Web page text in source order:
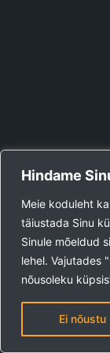
Hindame
Meie koduleht
täiustada Sinu
Sinule mõeldud
lehel. Vajutades
nõusoleku
Ei nõustu
E-